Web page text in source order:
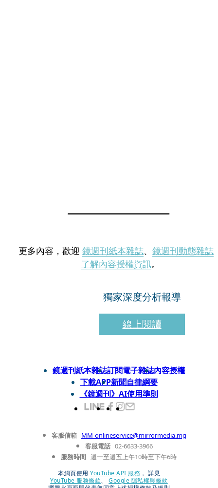
更多內容，歡迎 鏡週刊紙本雜誌、 鏡週刊動態雜誌
了解內容授權資訊。
獨家深度分析報導
線上閱讀
鏡週刊紙本雜誌訂閱電子雜誌內容授權
下載APP新聞自律綱要
《鏡週刊》AI使用準則
客服信箱 MM-onlineservice@mirrormedia.mg
客服電話 02-6633-3966
服務時間 週一至週五上午10時至下午6時
本網頁使用 YouTube API 服務 ， 詳見
YouTube 服務條款、
Google 隱私權與條款